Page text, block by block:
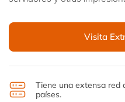
Visita
Tiene una extensa red
países.